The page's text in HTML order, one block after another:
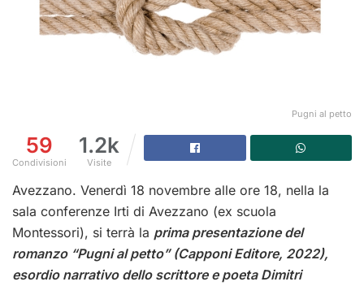
Pugni al petto
59
Condivisioni
1.2k
Visite
Avezzano. Venerdì 18 novembre alle ore 18, nella la
sala conferenze Irti di Avezzano (ex scuola
Montessori), si terrà la prima presentazione del
romanzo “Pugni al petto” (Capponi Editore, 2022),
esordio narrativo dello scrittore e poeta Dimitri